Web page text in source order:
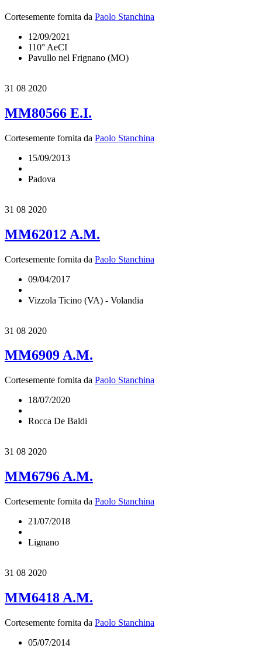
Cortesemente fornita da Paolo Stanchina
12/09/2021
110° AeCI
Pavullo nel Frignano (MO)
31 08 2020
MM80566 E.I.
Cortesemente fornita da Paolo Stanchina
15/09/2013
Padova
31 08 2020
MM62012 A.M.
Cortesemente fornita da Paolo Stanchina
09/04/2017
Vizzola Ticino (VA) - Volandia
31 08 2020
MM6909 A.M.
Cortesemente fornita da Paolo Stanchina
18/07/2020
Rocca De Baldi
31 08 2020
MM6796 A.M.
Cortesemente fornita da Paolo Stanchina
21/07/2018
Lignano
31 08 2020
MM6418 A.M.
Cortesemente fornita da Paolo Stanchina
05/07/2014